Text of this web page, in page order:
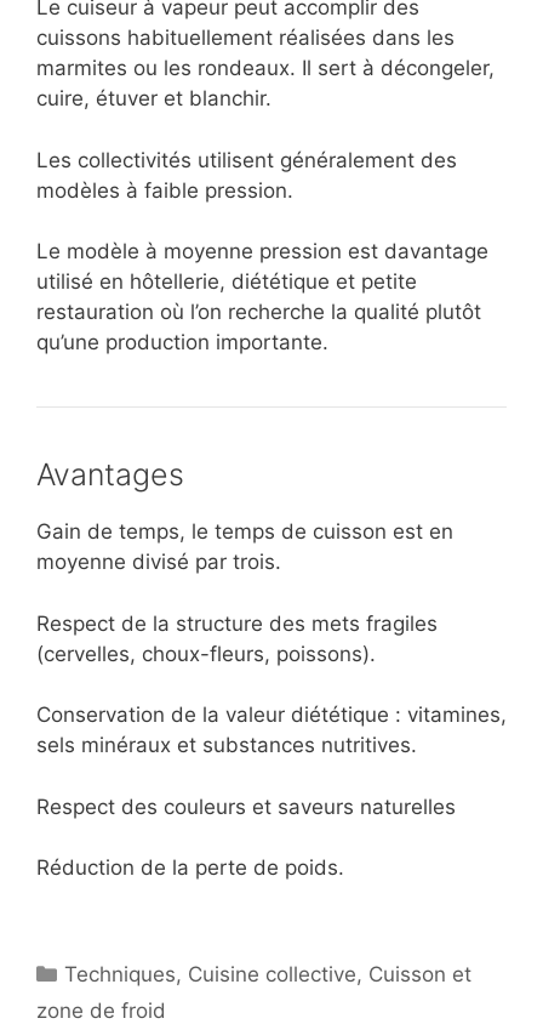
Le cuiseur à vapeur peut accomplir des
cuissons habituellement réalisées dans les
marmites ou les rondeaux. Il sert à décongeler,
cuire, étuver et blanchir.
Les collectivités utilisent généralement des
modèles à faible pression.
Le modèle à moyenne pression est davantage
utilisé en hôtellerie, diététique et petite
restauration où l’on recherche la qualité plutôt
qu’une production importante.
Avantages
Gain de temps, le temps de cuisson est en
moyenne divisé par trois.
Respect de la structure des mets fragiles
(cervelles, choux-fleurs, poissons).
Conservation de la valeur diététique : vitamines,
sels minéraux et substances nutritives.
Respect des couleurs et saveurs naturelles
Réduction de la perte de poids.
Catégories
Techniques, Cuisine collective, Cuisson et
zone de froid